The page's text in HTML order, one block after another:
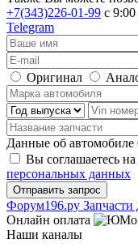
+7(343)226-01-99 с
Telegram
Оригинал
Данные об автомобиле
Вы соглашаетесь
персональных данных
Фoрум196.ру Запчасти
Онлайн оплата
Наши каналы